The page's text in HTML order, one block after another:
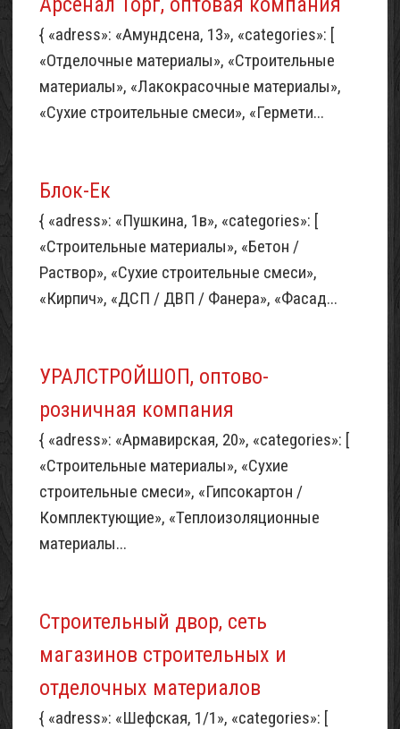
{ «adress»: «Амундсена, 13», «categories»: [
«Отделочные материалы», «Строительные
материалы», «Лакокрасочные материалы»,
«Сухие строительные смеси», «Гермети...
Блок-Ек
{ «adress»: «Пушкина, 1в», «categories»: [
«Строительные материалы», «Бетон /
Раствор», «Сухие строительные смеси»,
«Кирпич», «ДСП / ДВП / Фанера», «Фасад...
УРАЛСТРОЙШОП, оптово-
розничная компания
{ «adress»: «Армавирская, 20», «categories»: [
«Строительные материалы», «Сухие
строительные смеси», «Гипсокартон /
Комплектующие», «Теплоизоляционные
материалы...
Строительный двор, сеть
магазинов строительных и
отделочных материалов
{ «adress»: «Шефская, 1/1», «categories»: [